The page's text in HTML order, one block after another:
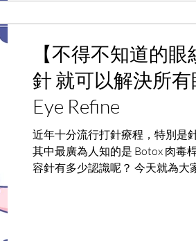
【不得不知道的
針 就可以解決所有
Eye Refine
近年十分流行打針療程，特別是
其中最廣為人知的是 Botox 肉毒
容針有多少認識呢？ 今天就為大